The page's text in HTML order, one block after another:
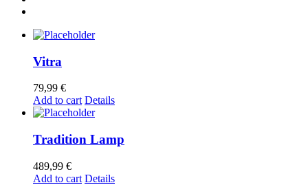
Vitra
79,99 €
Add to cart Details
Tradition Lamp
489,99 €
Add to cart Details